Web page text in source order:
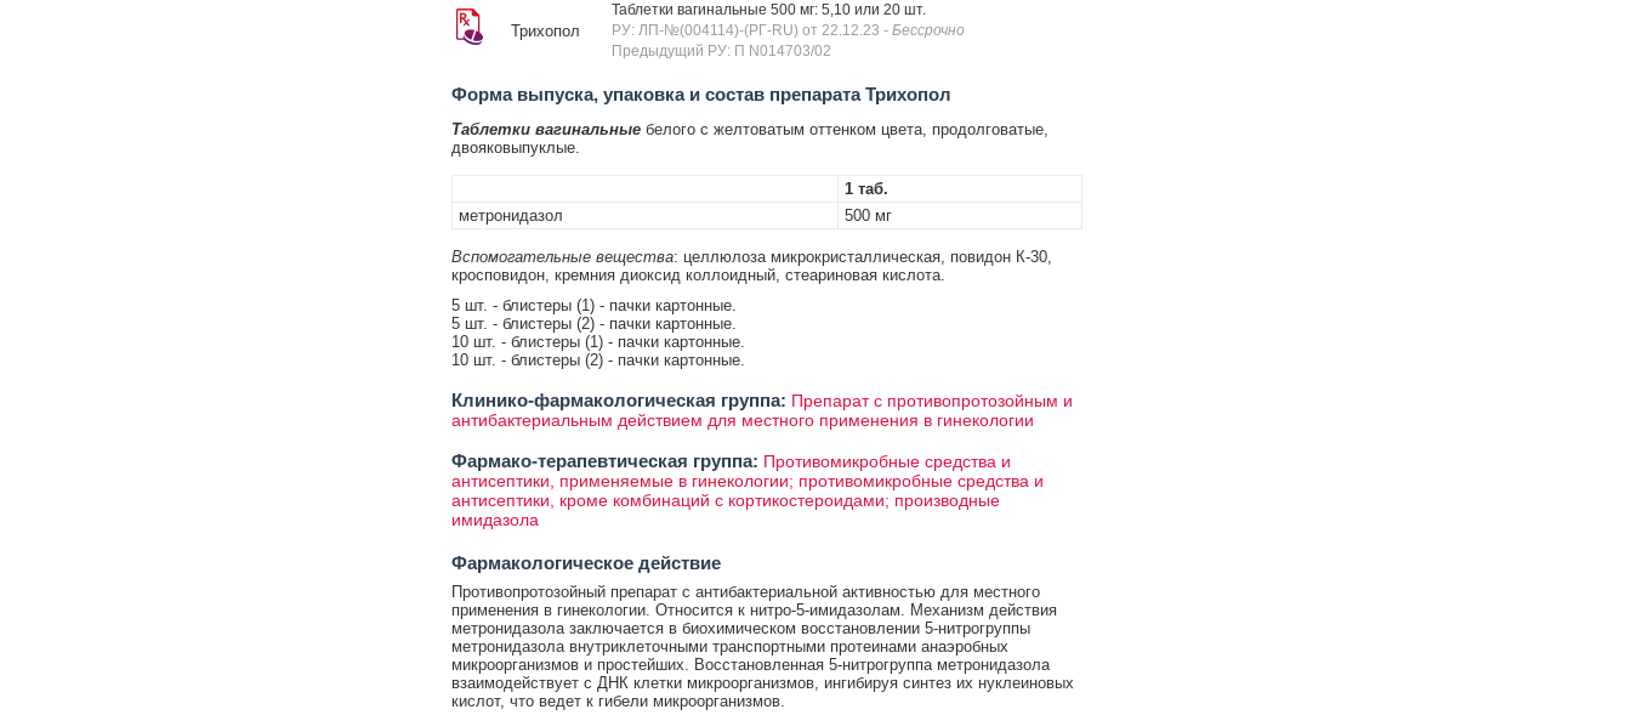
Трихопол
Таблетки вагинальные 500 мг: 5,10 или 20 шт.
РУ: ЛП-№(004114)-(РГ-RU) от 22.12.23 - Бессрочно
Предыдущий РУ: П N014703/02
Форма выпуска, упаковка и состав препарата Трихопол
Таблетки вагинальныебелого с желтоватым оттенком цвета, продолговатые,
двояковыпуклые.
1 таб.
метронидазол
500 мг
Вспомогательные вещества: целлюлоза микрокристаллическая, повидон К-30,
кросповидон, кремния диоксид коллоидный, стеариновая кислота.
5 шт. - блистеры (1) - пачки картонные.
5 шт. - блистеры (2) - пачки картонные.
10 шт. - блистеры (1) - пачки картонные.
10 шт. - блистеры (2) - пачки картонные.
Клинико-фармакологическая группа: Препарат с противопротозойным и
антибактериальным действием для местного применения в гинекологии
Фармако-терапевтическая группа: Противомикробные средства и
антисептики, применяемые в гинекологии; противомикробные средства и
антисептики, кроме комбинаций с кортикостероидами; производные
имидазола
Фармакологическое действие
Противопротозойный препарат с антибактериальной активностью для местного
применения в гинекологии. Относится к нитро-5-имидазолам. Механизм действия
метронидазола заключается в биохимическом восстановлении 5-нитрогруппы
метронидазола внутриклеточными транспортными протеинами анаэробных
микроорганизмов и простейших. Восстановленная 5-нитрогруппа метронидазола
взаимодействует с ДНК клетки микроорганизмов, ингибируя синтез их нуклеиновых
кислот, что ведет к гибели микроорганизмов.